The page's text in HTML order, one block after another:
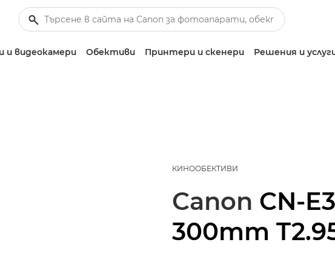
видеокамери Обективи Принтери и скенери Решения и
КИНООБЕКТИВИ
Canon CN-
300mm